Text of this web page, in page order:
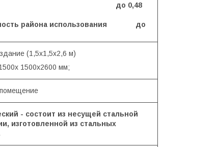
до 0,48
района использования до
(1,5х1,5х2,6 м)
1500х2600 мм;
- состоит из несущей стальной
изготовленной из стальных